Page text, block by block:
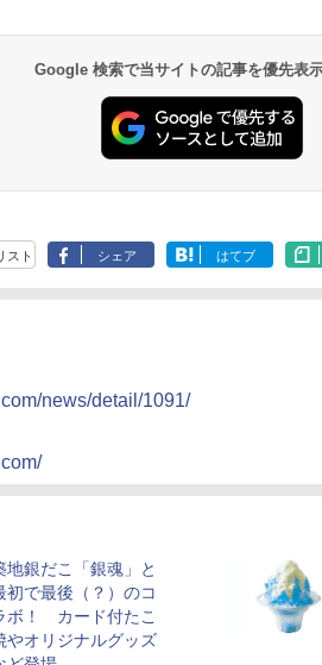
Google 検索で当サイトの記事を優先表
スト シェア はてブ
news/detail/1091/
地銀だこ「銀魂」と
初で最後（？）のコ
ボ！ カード付たこ
やオリジナルグッズ